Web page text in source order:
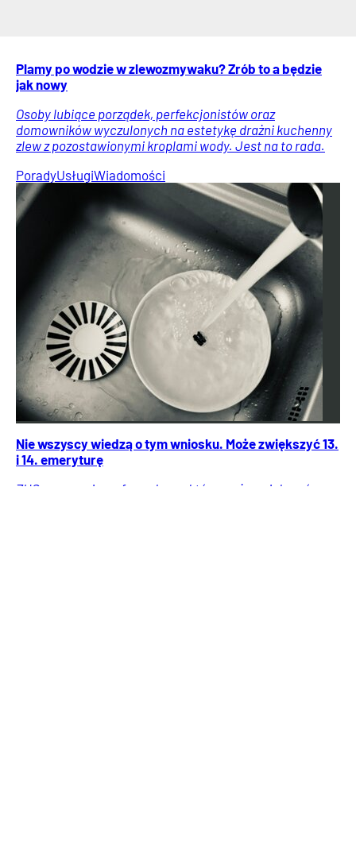
Plamy po wodzie w zlewozmywaku? Zrób to a będzie
jak nowy
Osoby lubiące porządek, perfekcjonistów oraz
domowników wyczulonych na estetykę drażni kuchenny
zlew z pozostawionymi kroplami wody. Jest na to rada.
PoradyUsługiWiadomości
Nie wszyscy wiedzą o tym wniosku. Może zwiększyć 13.
i 14. emeryturę
ZUS przypomina o formularzu, który może zwiększyć